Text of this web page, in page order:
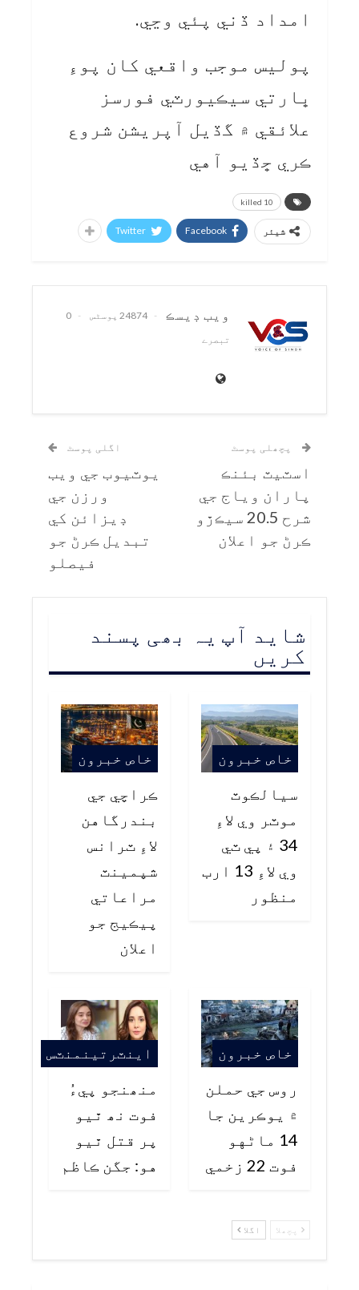
امداد ڏني پئي وڃي.
پوليس موجب واقعي کان پوءِ
ڀارتي سيڪيورٽي فورسز
علائقي ۾ گڏيل آپريشن شروع
ڪري ڇڏيو آهي
10 killed
شیئر Facebook
Twitter
ويب ڊيسڪ 24874 پوسٹس
0
تبصرے
پچھلی پوسٹ
اسٽيٽ بئنڪ
پاران وياج جي
شرح 20.5 سيڪڙو
ڪرڻ جو اعلان
اگلی پوسٹ
يوٽيوب جي ويب
ورزن جي
ڊيزائن کي
تبديل ڪرڻ جو
فيصلو
شاید آپ یہ بھی پسند
کریں
خاص خبرون
سيالڪوٽ
موٽر وي لاءِ
34 ۽ پي ٽي
وي لاءِ 13 ارب
منظور
خاص خبرون
ڪراچي جي
بندرگاهن
لاءِ ٽرانس
شپمينٽ
مراعاتي
پيڪيج جو
اعلان
خاص خبرون
روس جي حملن
۾ يوڪرين جا
14 ماڻهو
فوت 22 زخمي
اينٽرتينمنٽس
منھنجو پيءُ
فوت نھ ٿيو
پر قتل ٿيو
هو: جگن ڪاظم
پچھلا اگلا